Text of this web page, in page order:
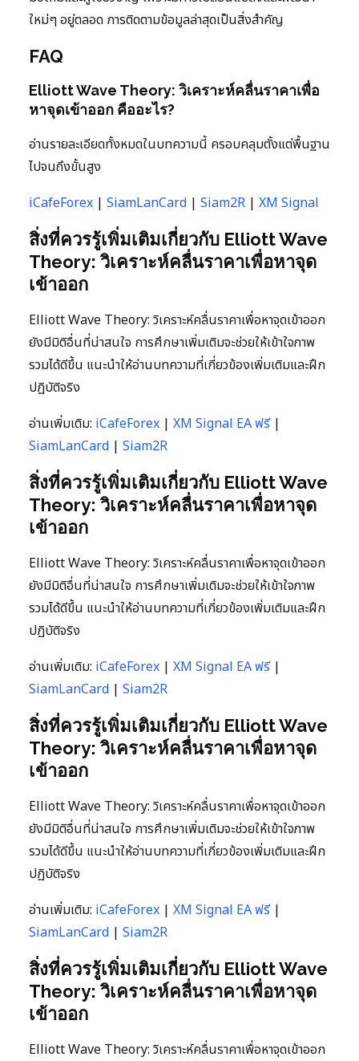
ใหม่ๆ อยู่ตลอด การติดตามข้อมูลล่าสุดเป็นสิ่งสำคัญ
FAQ
Elliott Wave Theory: วิเคราะห์คลื่นราคาเพื่อ
หาจุดเข้าออก คืออะไร?
อ่านรายละเอียดทั้งหมดในบทความนี้ ครอบคลุมตั้งแต่พื้นฐาน
ไปจนถึงขั้นสูง
iCafeForex | SiamLanCard | Siam2R | XM Signal
สิ่งที่ควรรู้เพิ่มเติมเกี่ยวกับ Elliott Wave
Theory: วิเคราะห์คลื่นราคาเพื่อหาจุด
เข้าออก
Elliott Wave Theory: วิเคราะห์คลื่นราคาเพื่อหาจุดเข้าออก
ยังมีมิติอื่นที่น่าสนใจ การศึกษาเพิ่มเติมจะช่วยให้เข้าใจภาพ
รวมได้ดีขึ้น แนะนำให้อ่านบทความที่เกี่ยวข้องเพิ่มเติมและฝึก
ปฏิบัติจริง
อ่านเพิ่มเติม: iCafeForex | XM Signal EA ฟรี|
SiamLanCard | Siam2R
สิ่งที่ควรรู้เพิ่มเติมเกี่ยวกับ Elliott Wave
Theory: วิเคราะห์คลื่นราคาเพื่อหาจุด
เข้าออก
Elliott Wave Theory: วิเคราะห์คลื่นราคาเพื่อหาจุดเข้าออก
ยังมีมิติอื่นที่น่าสนใจ การศึกษาเพิ่มเติมจะช่วยให้เข้าใจภาพ
รวมได้ดีขึ้น แนะนำให้อ่านบทความที่เกี่ยวข้องเพิ่มเติมและฝึก
ปฏิบัติจริง
อ่านเพิ่มเติม: iCafeForex | XM Signal EA ฟรี|
SiamLanCard | Siam2R
สิ่งที่ควรรู้เพิ่มเติมเกี่ยวกับ Elliott Wave
Theory: วิเคราะห์คลื่นราคาเพื่อหาจุด
เข้าออก
Elliott Wave Theory: วิเคราะห์คลื่นราคาเพื่อหาจุดเข้าออก
ยังมีมิติอื่นที่น่าสนใจ การศึกษาเพิ่มเติมจะช่วยให้เข้าใจภาพ
รวมได้ดีขึ้น แนะนำให้อ่านบทความที่เกี่ยวข้องเพิ่มเติมและฝึก
ปฏิบัติจริง
อ่านเพิ่มเติม: iCafeForex | XM Signal EA ฟรี|
SiamLanCard | Siam2R
สิ่งที่ควรรู้เพิ่มเติมเกี่ยวกับ Elliott Wave
Theory: วิเคราะห์คลื่นราคาเพื่อหาจุด
เข้าออก
Elliott Wave Theory: วิเคราะห์คลื่นราคาเพื่อหาจุดเข้าออก